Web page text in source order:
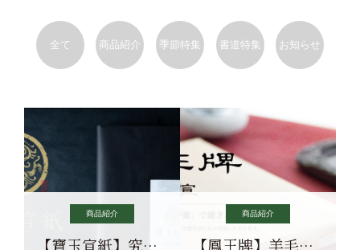
全て 商品紹介 季節特集 書道特集 お知らせ
商品紹介
【寶玉宣紙】究極の純粋な宣紙を目指す寶玉宣紙
商品紹介
【鳳王牌】羊毛筆×濃墨での揮毫に最適な宣紙系画仙紙